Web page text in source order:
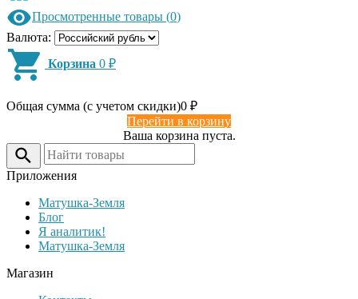
Просмотренные товары (0)
Валюта:
Корзина 0 ₽
Общая сумма (с учетом скидки)0 ₽
Перейти в корзину
Ваша корзина пуста.
Приложения
Матушка-Земля
Блог
Я аналитик!
Матушка-Земля
Магазин